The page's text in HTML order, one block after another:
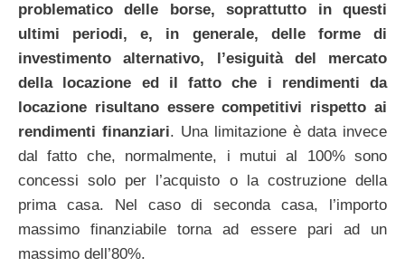
problematico delle borse, soprattutto in questi
ultimi periodi, e, in generale, delle forme di
investimento alternativo, l’esiguità del mercato
della locazione ed il fatto che i rendimenti da
locazione risultano essere competitivi rispetto ai
rendimenti finanziari. Una limitazione è data invece
dal fatto che, normalmente, i mutui al 100% sono
concessi solo per l’acquisto o la costruzione della
prima casa. Nel caso di seconda casa, l’importo
massimo finanziabile torna ad essere pari ad un
massimo dell’80%.